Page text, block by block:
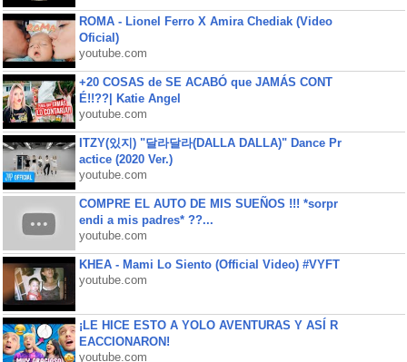
ROMA - Lionel Ferro X Amira Chediak (Video
Oficial)
youtube.com
+20 COSAS de SE ACABÓ que JAMÁS CONT
É!!??| Katie Angel
youtube.com
ITZY(있지) "달라달라(DALLA DALLA)" Dance Pr
actice (2020 Ver.)
youtube.com
COMPRE EL AUTO DE MIS SUEÑOS !!! *sorpr
endi a mis padres* ??...
youtube.com
KHEA - Mami Lo Siento (Official Video) #VYFT
youtube.com
¡LE HICE ESTO A YOLO AVENTURAS Y ASÍ R
EACCIONARON!
youtube.com